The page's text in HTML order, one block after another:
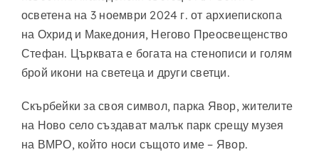
осветена на 3 ноември 2024 г. от архиепископа
на Охрид и Македония, Негово Преосвещенство
Стефан. Църквата е богата на стенописи и голям
брой икони на светеца и други светци.
Скърбейки за своя символ, парка Явор, жителите
на Ново село създават малък парк срещу музея
на ВМРО, който носи същото име – Явор.